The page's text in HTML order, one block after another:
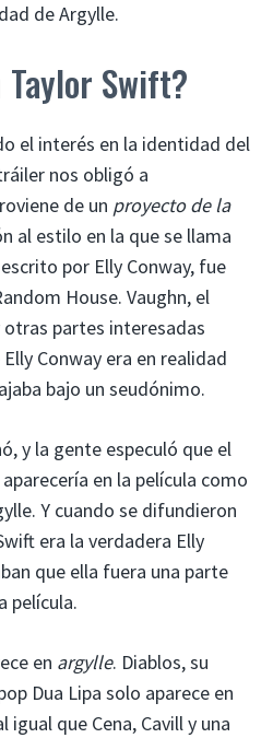
de Argylle.
Taylor Swift?
el interés en la identidad del
nos obligó a
de un proyecto de la
al estilo en la que se llama
por Elly Conway, fue
House. Vaughn, el
partes interesadas
Conway era en realidad
bajo un seudónimo.
y la gente especuló que el
en la película como
Y cuando se difundieron
era la verdadera Elly
que ella fuera una parte
película.
en argylle. Diablos, su
Dua Lipa solo aparece en
igual que Cena, Cavill y una